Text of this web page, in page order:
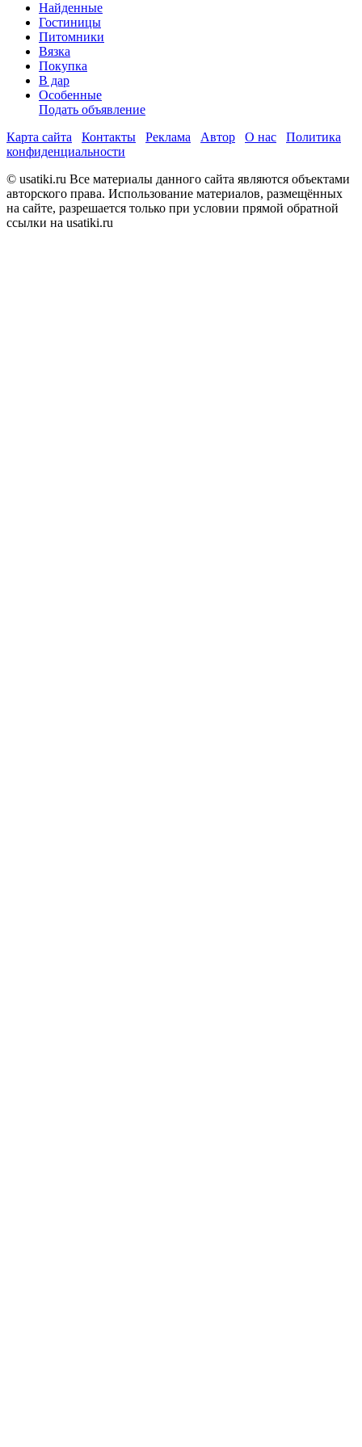
Найденные
Гостиницы
Питомники
Вязка
Покупка
В дар
Особенные
Подать объявление
Карта сайта
Контакты Реклама Автор О нас
Политика
конфиденциальности
© usatiki.ru Все материалы данного сайта являются объектами
авторского права. Использование материалов, размещённых
на сайте, разрешается только при условии прямой обратной
ссылки на usatiki.ru